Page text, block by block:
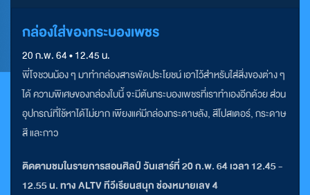
​กล่องใส่ของกระบองเพชร
20 ก.พ. 64 • 12.45 น.
พี่โจชวนน้อง ๆ มาทำกล่องสารพัดประโยชน์ เอาไว้สำหรับใส่สิ่งของต่าง ๆ
ได้ ความพิเศษของกล่องใบนี้ จะมีต้นกระบองเพชรที่เราทำเองอีกด้วย ส่วน
อุปกรณ์ที่ใช้หาได้ไม่ยาก เพียงแค่มีกล่องกระดาษลัง, สีโปสเตอร์, กระดาษ
สี และกาว
ติดตามชมในรายการสอนศิลป์ วันเสาร์ที่ 20 ก.พ. 64 เวลา 12.45 -
12.55 น. ทาง ALTV ทีวีเรียนสนุก ช่องหมายเลข 4